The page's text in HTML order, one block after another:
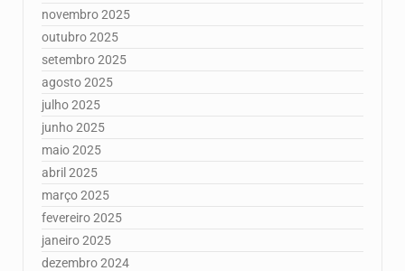
novembro 2025
outubro 2025
setembro 2025
agosto 2025
julho 2025
junho 2025
maio 2025
abril 2025
março 2025
fevereiro 2025
janeiro 2025
dezembro 2024